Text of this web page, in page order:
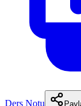
Ders Notu